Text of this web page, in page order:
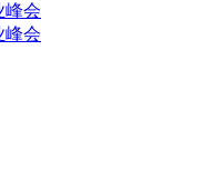
峰会
峰会